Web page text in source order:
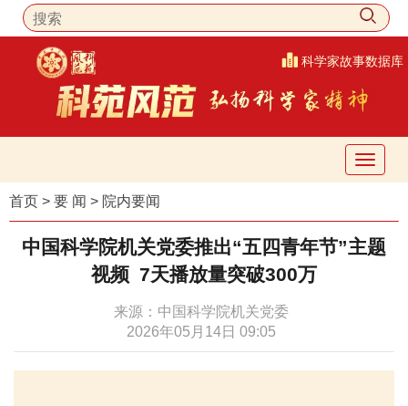
科学家故事数据库
首页 > 要 闻 > 院内要闻
中国科学院机关党委推出“五四青年节”主题
视频 7天播放量突破300万
来源：中国科学院机关党委
2026年05月14日 09:05